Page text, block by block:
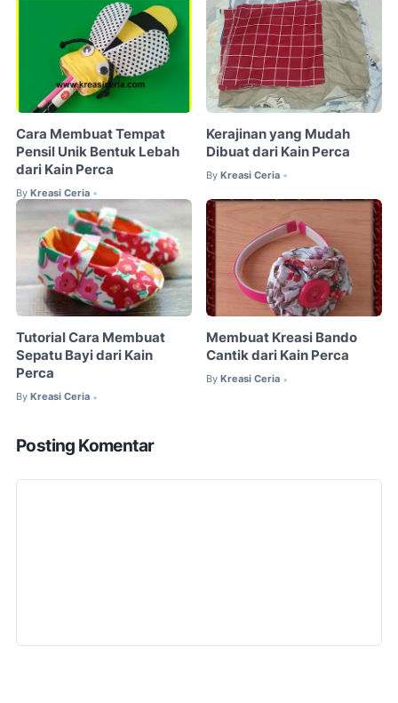
Cara Membuat Tempat
Pensil Unik Bentuk Lebah
dari Kain Perca
By Kreasi Ceria •
Kerajinan yang Mudah
Dibuat dari Kain Perca
By Kreasi Ceria •
Tutorial Cara Membuat
Sepatu Bayi dari Kain
Perca
By Kreasi Ceria •
Membuat Kreasi Bando
Cantik dari Kain Perca
By Kreasi Ceria •
Posting Komentar